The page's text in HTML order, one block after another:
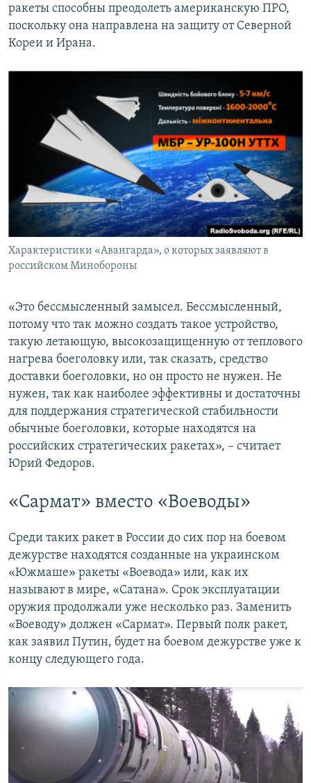
ракеты способны преодолеть американскую ПРО,
поскольку она направлена на защиту от Северной
Кореи и Ирана.
Характеристики «Авангарда», о которых заявляют в
российском Минобороны
«Это бессмысленный замысел. Бессмысленный,
потому что так можно создать такое устройство,
такую летающую, высокозащищенную от теплового
нагрева боеголовку или, так сказать, средство
доставки боеголовки, но он просто не нужен. Не
нужен, так как наиболее эффективны и достаточны
для поддержания стратегической стабильности
обычные боеголовки, которые находятся на
российских стратегических ракетах», – считает
Юрий Федоров.
«Сармат» вместо «Воеводы»
Среди таких ракет в России до сих пор на боевом
дежурстве находятся созданные на украинском
«Южмаше» ракеты «Воевода» или, как их
называют в мире, «Сатана». Срок эксплуатации
оружия продолжали уже несколько раз. Заменить
«Воеводу» должен «Сармат». Первый полк ракет,
как заявил Путин, будет на боевом дежурстве уже к
концу следующего года.